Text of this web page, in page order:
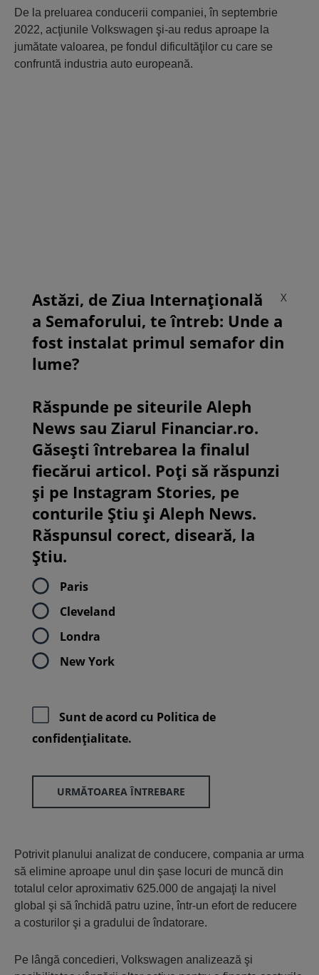
De la preluarea conducerii companiei, în septembrie
2022, acţiunile Volkswagen şi-au redus aproape la
jumătate valoarea, pe fondul dificultăţilor cu care se
confruntă industria auto europeană.
X
Astăzi, de Ziua Internațională
a Semaforului, te întreb: Unde a
fost instalat primul semafor din
lume?
Răspunde pe siteurile Aleph
News sau Ziarul Financiar.ro.
Găsești întrebarea la finalul
fiecărui articol. Poți să răspunzi
și pe Instagram Stories, pe
conturile Știu și Aleph News.
Răspunsul corect, diseară, la
Știu.
Paris
Cleveland
Londra
New York
Sunt de acord cu Politica de
confidenţialitate.
URMĂTOAREA ÎNTREBARE
Potrivit planului analizat de conducere, compania ar urma
să elimine aproape unul din şase locuri de muncă din
totalul celor aproximativ 625.000 de angajaţi la nivel
global şi să închidă patru uzine, într-un efort de reducere
a costurilor şi a gradului de îndatorare.
Pe lângă concedieri, Volkswagen analizează şi